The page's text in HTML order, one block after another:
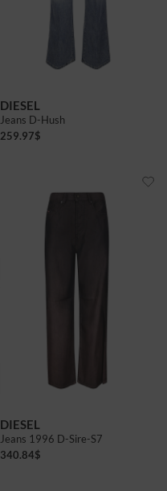
DIESEL
Jeans D-Hush
259.97$
DIESEL
Jeans 1996 D-Sire-S7
340.84$